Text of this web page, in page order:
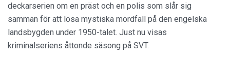
deckarserien om en präst och en polis som slår sig
samman för att lösa mystiska mordfall på den engelska
landsbygden under 1950-talet. Just nu visas
kriminalseriens åttonde säsong på SVT.